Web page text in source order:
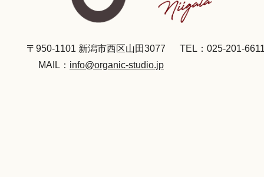
〒950-1101 新潟市西区山田3077
TEL：025-201-
MAIL： info@organic-studio.jp